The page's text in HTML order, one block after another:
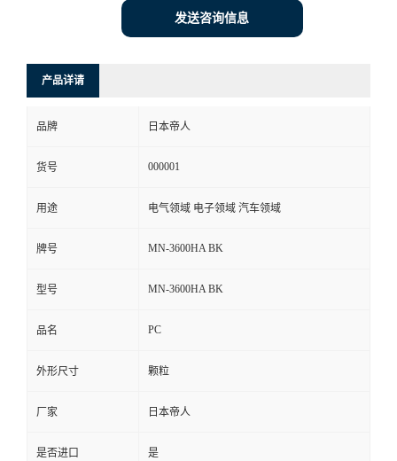
留
言
发送咨询信息
产品详请
品牌 日本帝人
货号 000001
用途 电气领域 电子领域 汽车领域
牌号 MN-3600HA BK
型号 MN-3600HA BK
品名 PC
外形尺寸 颗粒
厂家 日本帝人
是否进口 是